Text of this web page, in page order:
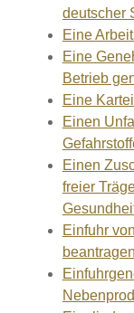
deutscher
Eine
Eine
Betrieb
Eine
Einen
Einen
freier
Einfuhr
beantragen